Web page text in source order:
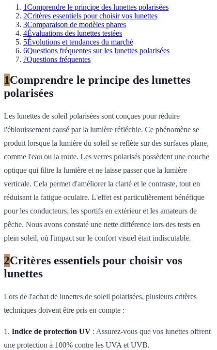
1Comprendre le principe des lunettes polarisées
2Critères essentiels pour choisir vos lunettes
3Comparaison de modèles phares
4Évaluations des lunettes testées
5Évolutions et tendances du marché
6Questions fréquentes sur les lunettes polarisées
?Questions fréquentes
1Comprendre le principe des lunettes
polarisées
Les lunettes de soleil polarisées sont conçues pour réduire
l'éblouissement causé par la lumière réfléchie. Ce phénomène se
produit lorsque la lumière du soleil se reflète sur des surfaces plane,
comme l'eau ou la route. Les verres polarisés possèdent une couche
optique qui filtre la lumière et ne laisse passer que la lumière
verticale. Cela permet d'améliorer la clarté et le contraste, tout en
réduisant la fatigue oculaire. L'effet est particulièrement bénéfique
pour les conducteurs, les sportifs en extérieur et les amateurs de
pêche. Nous avons constaté une nette différence lors des tests en
plein soleil, où l'impact sur le confort visuel était indiscutable.
2Critères essentiels pour choisir vos
lunettes
Lors de l'achat de lunettes de soleil polarisées, plusieurs critères
techniques doivent être pris en compte :
1. Indice de protection UV : Assurez-vous que vos lunettes offrent
une protection à 100% contre les UVA et UVB.